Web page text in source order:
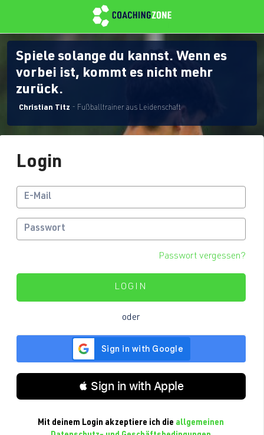
Spiele solange du kannst. Wenn es
vorbei ist, kommt es nicht mehr
zurück.
Christian Titz - Fußballtrainer aus Leidenschaft
Login
Passwort vergessen?
LOGIN
oder
 Sign in with Apple
Mit deinem Login akzeptiere ich die allgemeinen